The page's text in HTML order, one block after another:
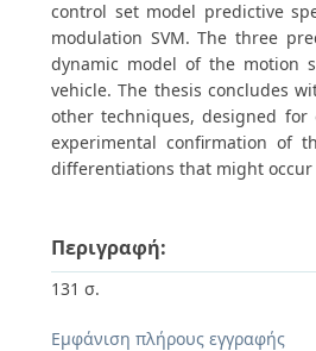
control set model predictive
modulation SVM. The three
dynamic model of the motion
vehicle. The thesis concludes
other techniques, designed
experimental confirmation of
differentiations that might
Περιγραφή:
131 σ.
Εμφάνιση πλήρους εγγραφής